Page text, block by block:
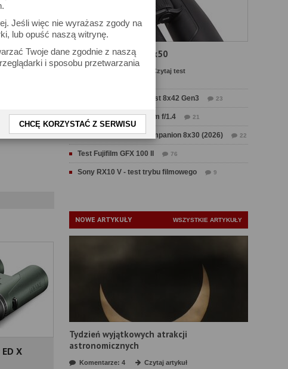
Jeśli więc nie wyrażasz zgody na
lub opuść naszą witrynę.
Twoje dane zgodnie z naszą
i sposobu przetwarzania
CHCĘ KORZYSTAĆ Z SERWISU
X
Test Carl Zeiss SFL 8x50
Czytaj test
Test Delta Optical Forest 8x42 Gen3 23
Test Sirui Aurora 35 mm f/1.4 21
Test Swarovski CL Companion 8x30 (2026) 22
Test Fujifilm GFX 100 II 76
Sony RX10 V - test trybu filmowego 9
NOWE ARTYKUŁY WSZYSTKIE ARTYKUŁY
Tydzień wyjątkowych atrakcji
astronomicznych
Komentarze: 4 Czytaj artykuł